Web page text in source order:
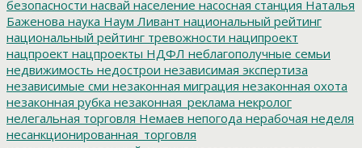
безопасности насвай население насосная станция Наталья
Баженова наука Наум Ливант национальный рейтинг
национальный рейтинг тревожности наципроект
нацпроект нацпроекты НДФЛ неблагополучные семьи
недвижимость недострои независимая экспертиза
независимые сми незаконная миграция незаконная охота
незаконная рубка незаконная_реклама некролог
нелегальная торговля Немаев непогода нерабочая неделя
несанкционированная_торговля